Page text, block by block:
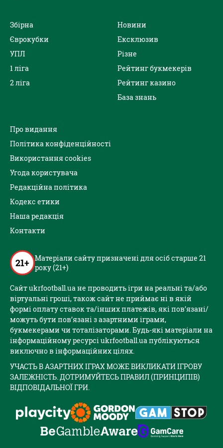
Збірна
Єврокубки
УПЛ
1 ліга
2 ліга
Новини
Ексклюзив
Різне
Рейтинг букмекерів
Рейтинг казино
База знань
Про видання
Політика конфіденційності
Використання cookies
Угода користувача
Редакційна політика
Кодекс етики
Наша редакція
Контакти
21+ Матеріали сайту призначені для осіб старше 21
року (21+)
Сайт ukrfootball.ua не проводить ігри на реальні та/або
віртуальні гроші, також сайт не приймає ні в якій
формі оплату ставок та/інших платежів, які пов’язані/
можуть бути пов’язані з азартними іграми,
букмекерами чи тоталізаторами. Будь-які матеріали на
інформаційному ресурсі ukrfootball.ua публікуються
виключно в інформаційних цілях.
УЧАСТЬ В АЗАРТНИХ ІГРАХ МОЖЕ ВИКЛИКАТИ ІГРОВУ
ЗАЛЕЖНІСТЬ. ДОТРИМУЙТЕСЬ ПРАВИЛ (ПРИНЦИПІВ)
ВІДПОВІДАЛЬНОЇ ГРИ.